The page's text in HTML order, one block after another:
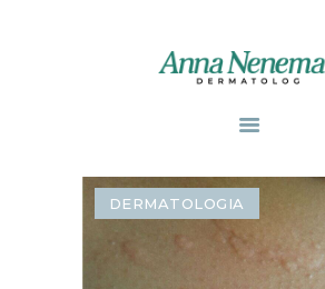
PUBLIKACJE
ZABIEGI
O MNIE
GABINETY
DERMATOLOGIA